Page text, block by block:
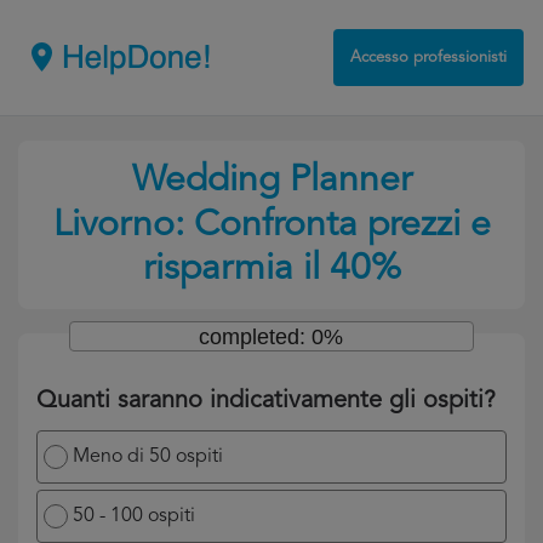
Accesso professionisti
Wedding Planner
Livorno: Confronta prezzi e
risparmia il 40%
Quanti saranno indicativamente gli ospiti?
Meno di 50 ospiti
50 - 100 ospiti
completed: 0%